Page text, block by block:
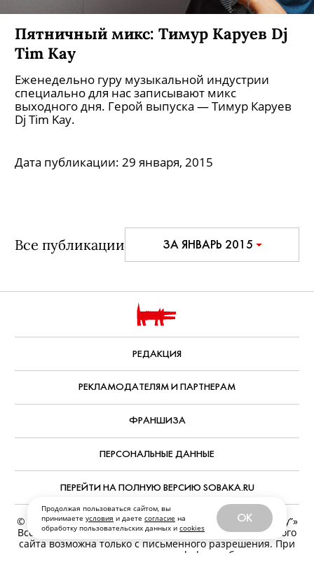
Продолжая пользоваться сайтом, вы
принимаете условия и даете согласие на
обработку пользовательских данных и cookies
OK
Пятничный микс: Тимур Каруев Dj
Tim Kay
Еженедельно гуру музыкальной индустрии
специально для нас записывают микс
выходного дня. Герой выпуска — Тимур Каруев
Dj Tim Kay.
Дата публикации: 29 января, 2015
Все публикации ЗА ЯНВАРЬ 2015
РЕДАКЦИЯ
РЕКЛАМОДАТЕЛЯМ И ПАРТНЕРАМ
ФРАНШИЗА
ПЕРСОНАЛЬНЫЕ ДАННЫЕ
ПЕРЕЙТИ НА ПОЛНУЮ ВЕРСИЮ SOBAKA.RU
© ООО «Журналы и сайты «Фабрика контента “Точка Ру”»
Все права защищены. Перепечатка материалов данного
сайта возможна только с письменного разрешения. При
цитировании ссылка на www.sobaka.ru обязательна.